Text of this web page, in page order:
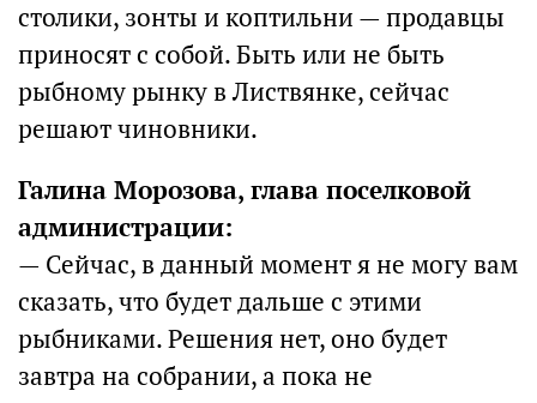
столики, зонты и коптильни — продавцы
приносят с собой. Быть или не быть
рыбному рынку в Листвянке, сейчас
решают чиновники.
Галина Морозова, глава поселковой
администрации:
— Сейчас, в данный момент я не могу вам
сказать, что будет дальше с этими
рыбниками. Решения нет, оно будет
завтра на собрании, а пока не